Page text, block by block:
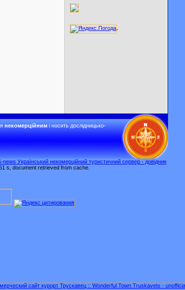
некомерційнимі носить дослідницько-
news Український некомерційний туристичний сервер - довідник
s, document retrieved from cache.